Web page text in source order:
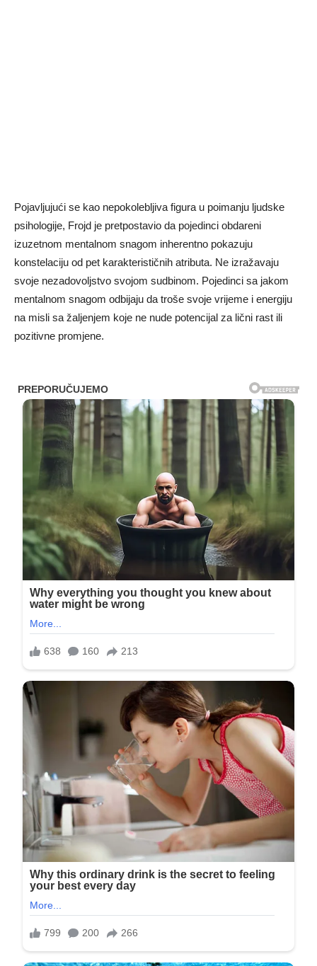
Pojavljujući se kao nepokolebljiva figura u poimanju ljudske
psihologije, Frojd je pretpostavio da pojedinci obdareni
izuzetnom mentalnom snagom inherentno pokazuju
konstelaciju od pet karakterističnih atributa. Ne izražavaju
svoje nezadovoljstvo svojom sudbinom. Pojedinci sa jakom
mentalnom snagom odbijaju da troše svoje vrijeme i energiju
na misli sa žaljenjem koje ne nude potencijal za lični rast ili
pozitivne promjene.